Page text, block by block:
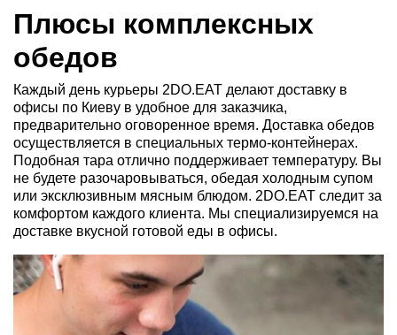
Плюсы комплексных
обедов
Каждый день курьеры 2DO.EAT делают доставку в
офисы по Киеву в удобное для заказчика,
предварительно оговоренное время. Доставка обедов
осуществляется в специальных термо-контейнерах.
Подобная тара отлично поддерживает температуру. Вы
не будете разочаровываться, обедая холодным супом
или эксклюзивным мясным блюдом. 2DO.EAT следит за
комфортом каждого клиента. Мы специализируемся на
доставке вкусной готовой еды в офисы.